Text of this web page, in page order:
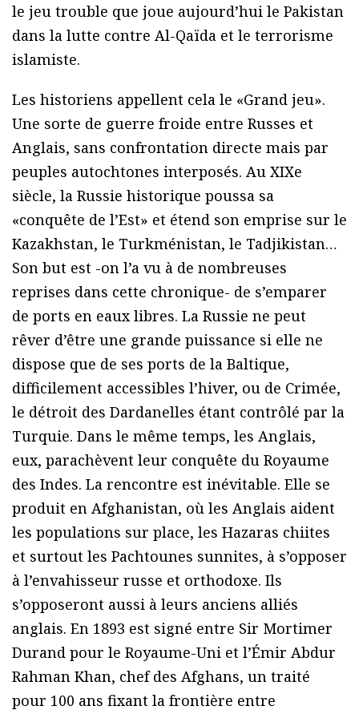
le jeu trouble que joue aujourd’hui le Pakistan
dans la lutte contre Al-Qaïda et le terrorisme
islamiste.
Les historiens appellent cela le «Grand jeu».
Une sorte de guerre froide entre Russes et
Anglais, sans confrontation directe mais par
peuples autochtones interposés. Au XIXe
siècle, la Russie historique poussa sa
«conquête de l’Est» et étend son emprise sur le
Kazakhstan, le Turkménistan, le Tadjikistan…
Son but est -on l’a vu à de nombreuses
reprises dans cette chronique- de s’emparer
de ports en eaux libres. La Russie ne peut
rêver d’être une grande puissance si elle ne
dispose que de ses ports de la Baltique,
difficilement accessibles l’hiver, ou de Crimée,
le détroit des Dardanelles étant contrôlé par la
Turquie. Dans le même temps, les Anglais,
eux, parachèvent leur conquête du Royaume
des Indes. La rencontre est inévitable. Elle se
produit en Afghanistan, où les Anglais aident
les populations sur place, les Hazaras chiites
et surtout les Pachtounes sunnites, à s’opposer
à l’envahisseur russe et orthodoxe. Ils
s’opposeront aussi à leurs anciens alliés
anglais. En 1893 est signé entre Sir Mortimer
Durand pour le Royaume-Uni et l’Émir Abdur
Rahman Khan, chef des Afghans, un traité
pour 100 ans fixant la frontière entre